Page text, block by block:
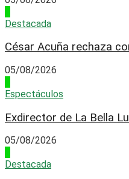
Destacada
César Acuña rechaza
05/08/2026
Espectáculos
Exdirector de La Bella
05/08/2026
Destacada